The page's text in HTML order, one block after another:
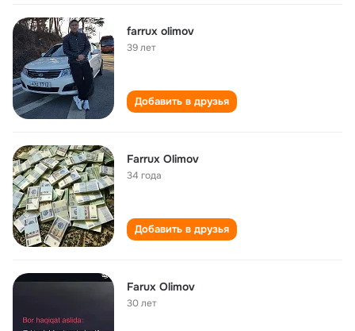
farrux olimov
39 лет
Добавить в друзья
Farrux Olimov
34 года
Добавить в друзья
Farux Olimov
30 лет